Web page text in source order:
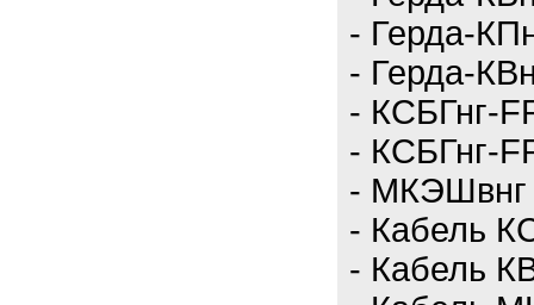
- Герда-
- Герда-
- КСБГнг-
- КСБГнг-
- МКЭШвнг
- Кабель
- Кабель